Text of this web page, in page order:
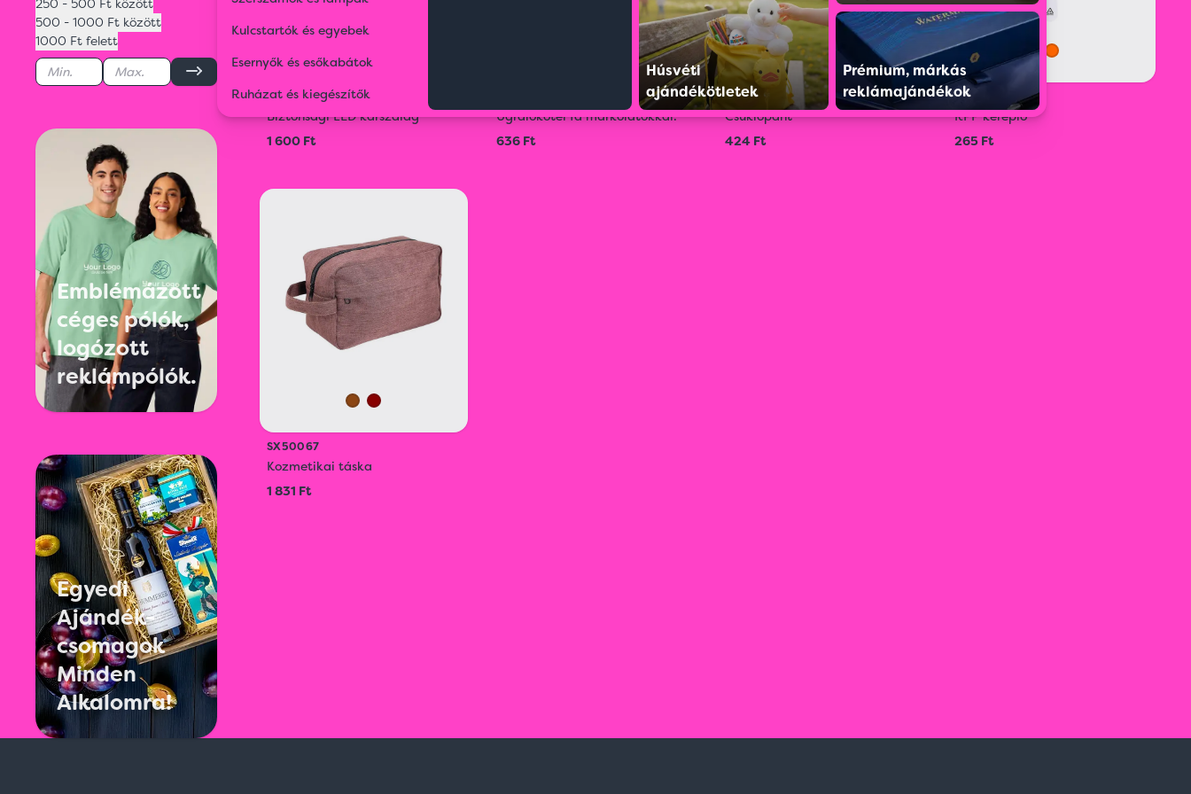
Kulcstartók és egyebek
Esernyők és esőkabátok
Ruházat és kiegészítők
Húsvéti
ajándékötletek
Prémium, márkás
reklámajándékok
250 - 500 Ft között
500 - 1000 Ft között
1000 Ft felett
Emblémázott
céges pólók,
logózott
reklámpólók.
Egyedi
Ajándék-
csomagok
Minden
Alkalomra!
93412
Biztonsági LED karszalag
1 600 Ft
Ugrálókötél fa markolatokkal.
636 Ft
S0209761057
Csuklópánt
424 Ft
S0209800010
RPP kereplő
265 Ft
SX50067
Kozmetikai táska
1 831 Ft